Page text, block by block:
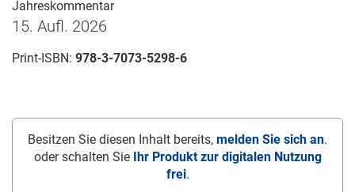
Jahreskommentar
15. Aufl. 2026
Print-ISBN: 978-3-7073-5298-6
Besitzen Sie diesen Inhalt bereits, melden Sie sich an.
oder schalten Sie
Ihr Produkt zur digitalen Nutzung
frei.